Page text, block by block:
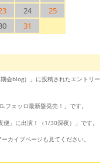
24
25
31
会blog）」に投稿されたエントリー
フェッロ最新盤発売！ 」です。
」に出演！（1/30深夜） 」です。
ーカイブページ も見てください。